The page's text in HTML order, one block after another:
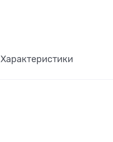
Характеристики